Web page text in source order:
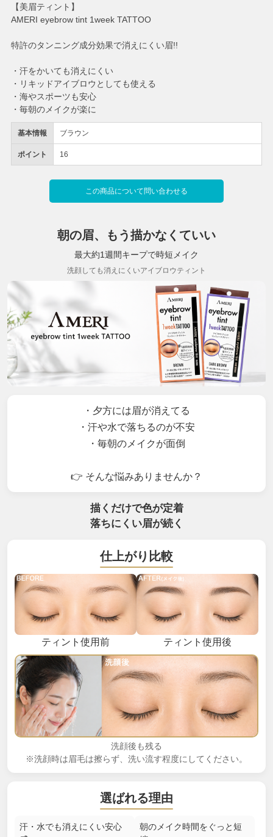
基本情報 ブラウン
ポイント 16
この商品について問い合わせる
【美眉ティント】
AMERI eyebrow tint 1week TATTOO
特許のタンニング成分効果で消えにくい眉!!
・汗をかいても消えにくい
・リキッドアイブロウとしても使える
・海やスポーツも安心
・毎朝のメイクが楽に
朝の眉、もう描かなくていい
最大約1週間キープで時短メイク
洗顔しても消えにくいアイブロウティント
・夕方には眉が消えてる
・汗や水で落ちるのが不安
・毎朝のメイクが面倒
👉 そんな悩みありませんか？
描くだけで色が定着
落ちにくい眉が続く
仕上がり比較
ティント使用前 ティント使用後
洗顔後も残る
※洗顔時は眉毛は擦らず、洗い流す程度にしてください。
選ばれる理由
汗・水でも消えにくい安心
朝のメイク時間をぐっと短